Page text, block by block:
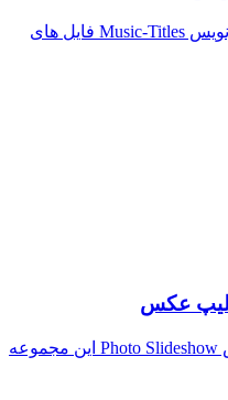
پروژه آماده پریمیر تایتل عنوان و زیرنویس Music-Titles فایل های
عکس
دانلود پروژه آماده پریمیر کلیپ عکس Photo Slideshow این مجموعه